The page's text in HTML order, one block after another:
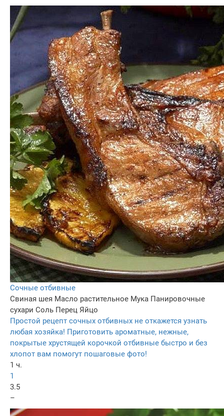
Сочные отбивные
Свиная шея Масло растительное Мука Панировочные
сухари Соль Перец Яйцо
Простой рецепт сочных отбивных не откажется узнать
любая хозяйка! Приготовить ароматные, нежные,
покрытые хрустящей корочкой отбивные быстро и без
хлопот вам помогут пошаговые фото!
1 ч.
1
3.5
–